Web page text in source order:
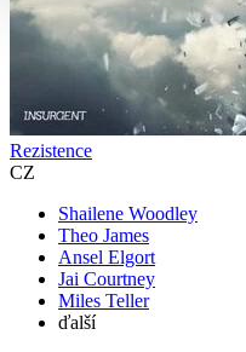
Rezistence
CZ
Shailene Woodley
Theo James
Ansel Elgort
Jai Courtney
Miles Teller
ďalší